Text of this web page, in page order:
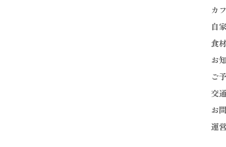
カ
自
食
お
ご
交
お
運